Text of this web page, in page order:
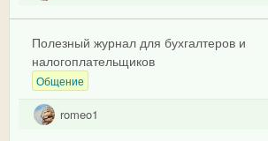
Полезный журнал для бухгалтеров и
налогоплательщиков
Общение
romeo1